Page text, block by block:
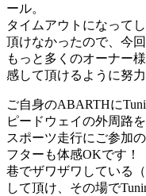
ール。
タイムアウトになって
頂けなかったので、今
もっと多くのオーナー
感して頂けるように努
ご自身のABARTHに
ピードウェイの外周路
スポーツ走行にご参加
フターも体感OKです！
巷でザワザワしている
して頂け、その場で